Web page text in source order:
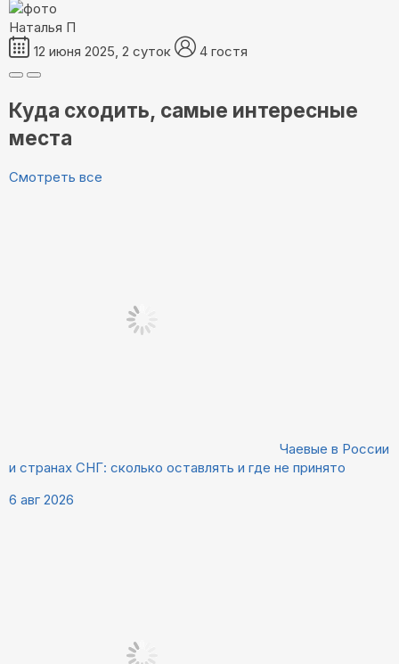
Наталья П
12 июня 2025, 2 суток
4 гостя
Куда сходить, самые интересные
места
Смотреть все
Чаевые в России
и странах СНГ: сколько оставлять и где не принято
6 авг 2026